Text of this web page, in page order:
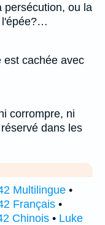
persécution, ou la
l'épée?…
est cachée avec
corrompre, ni
dans les
Multilingue •
Français •
Chinois • Luke